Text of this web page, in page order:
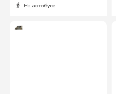
На автобусе